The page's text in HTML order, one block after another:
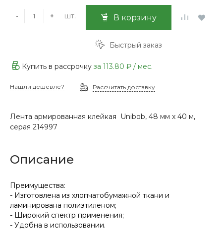
- + шт. В корзину
Быстрый заказ
Купить в рассрочку за 113.80 ₽ / мес.
Нашли дешевле? Рассчитать доставку
Лента армированная клейкая Unibob, 48 мм x 40 м,
серая 214997
Описание
Преимущества:
- Изготовлена из хлопчатобумажной ткани и
ламинирована полиэтиленом;
- Широкий спектр применения;
- Удобна в использовании.